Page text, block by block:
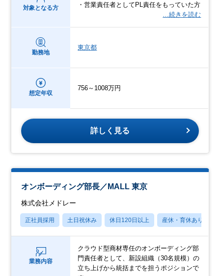
対象となる方
・営業責任者としてPL責任をもっていた方
…続きを読む
勤務地
東京都
想定年収
756～1008万円
詳しく見る
オンボーディング部長／MALL 東京
株式会社メドレー
正社員採用 土日祝休み 休日120日以上 産休・育休あり
業務内容
クラウド型商材専任のオンボーディング部
門責任者として、新設組織（30名規模）の
立ち上げから統括までを担うポジションで